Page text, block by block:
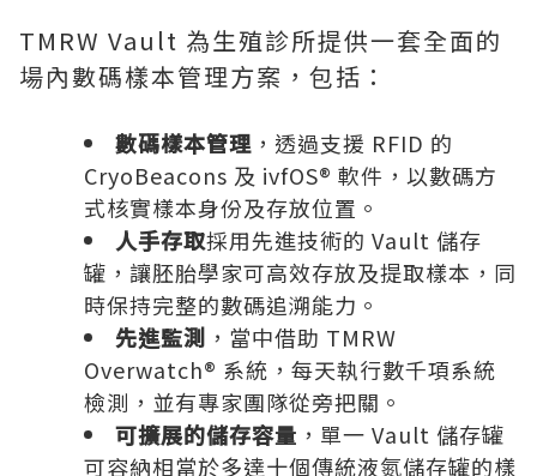
TMRW Vault 為生殖診所提供一套全面的
場內數碼樣本管理方案，包括：
數碼樣本管理 ，透過支援 RFID 的
CryoBeacons 及 ivfOS® 軟件，以數碼方
式核實樣本身份及存放位置。
人手存取採用先進技術的 Vault 儲存
罐，讓胚胎學家可高效存放及提取樣本，同
時保持完整的數碼追溯能力。
先進監測 ，當中借助 TMRW
Overwatch® 系統，每天執行數千項系統
檢測，並有專家團隊從旁把關。
可擴展的儲存容量 ，單一 Vault 儲存罐
可容納相當於多達十個傳統液氮儲存罐的樣